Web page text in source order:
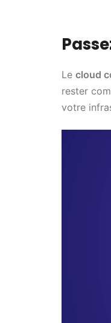
Le cloud
rester
votre